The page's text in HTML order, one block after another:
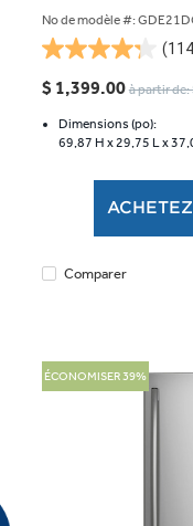
No de modèle #:
4.3
étoile(s)
5.
1147
$ 1,399.00 à partir
Dimensions (po):
69,87 H x29,75 L x
Comparer
ÉCONOMISER 39%